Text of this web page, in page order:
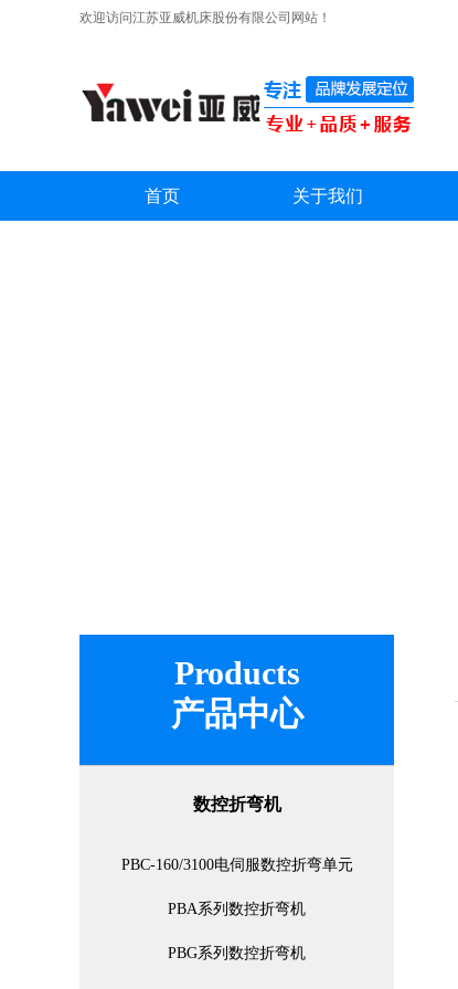
欢迎访问江苏亚威机床股份有限公司网站！
首页 关于我们
Products
产品中心
数控折弯机
PBC-160/3100电伺服数控折弯单元
PBA系列数控折弯机
PBG系列数控折弯机